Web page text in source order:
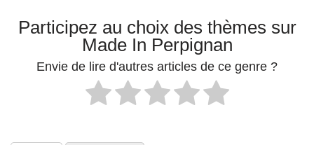
Participez au choix des thèmes sur
Made In Perpignan
Envie de lire d'autres articles de ce genre ?